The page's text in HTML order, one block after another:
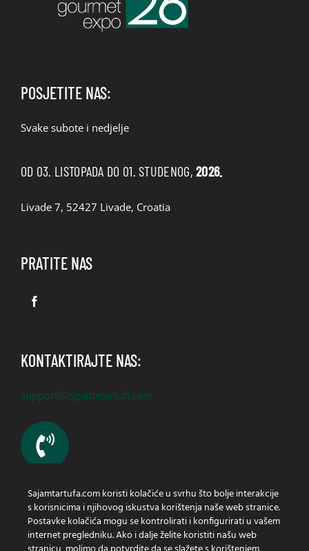
POSJETITE NAS:
Svake subote i nedjelje
OD 03. LISTOPADA DO 01. STUDENOG,2026.
Livade 7, 52427 Livade, Croatia
PRATITE NAS
KONTAKTIRAJTE NAS:
support@zigantetartufi.com
Imate li pitanja? Nazovite nas!
+385 (0) 91 430 1200
Sajamtartufa.com koristi kolačiće u svrhu što bolje interakcije
s korisnicima i njihovog iskustva korištenja naše web stranice.
Postavke kolačića mogu se kontrolirati i konfigurirati u vašem
internet pregledniku. Ako i dalje želite koristiti našu web